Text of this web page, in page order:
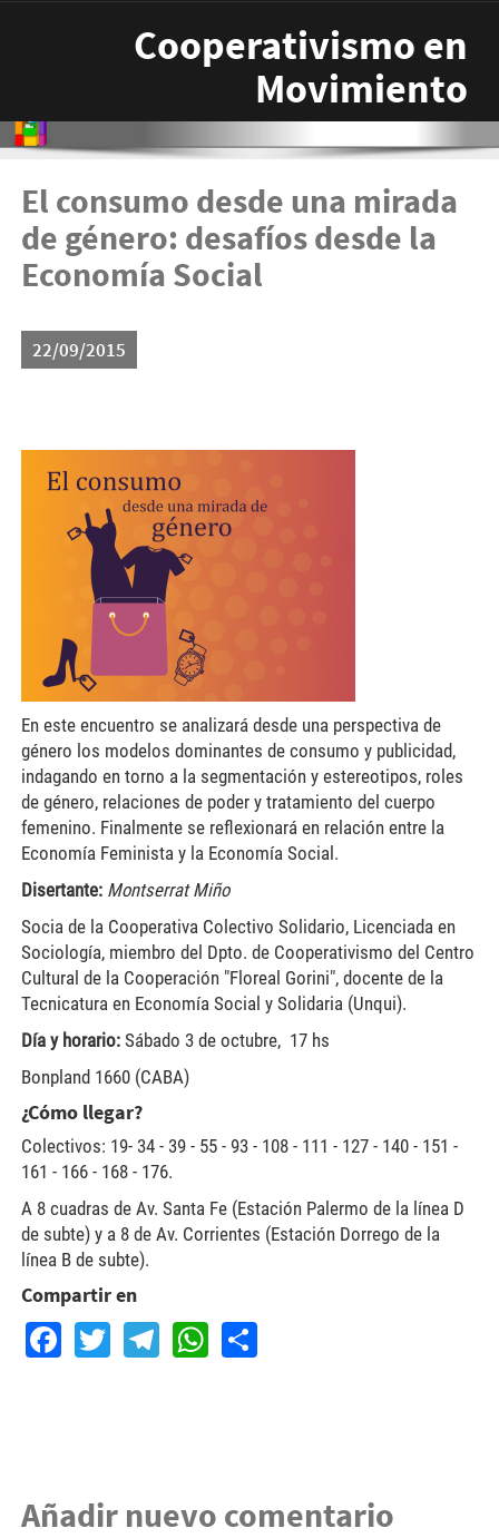
Cooperativismo en
Movimiento
El consumo desde una mirada
de género: desafíos desde la
Economía Social
22/09/2015
portada-blog-post-
300x226.png
En este encuentro se analizará desde una perspectiva de
género los modelos dominantes de consumo y publicidad,
indagando en torno a la segmentación y estereotipos, roles
de género, relaciones de poder y tratamiento del cuerpo
femenino. Finalmente se reflexionará en relación entre la
Economía Feminista y la Economía Social.
Disertante: Montserrat Miño
Socia de la Cooperativa Colectivo Solidario, Licenciada en
Sociología, miembro del Dpto. de Cooperativismo del Centro
Cultural de la Cooperación "Floreal Gorini", docente de la
Tecnicatura en Economía Social y Solidaria (Unqui).
Día y horario:Sábado 3 de octubre, 17 hs
Bonpland 1660 (CABA)
¿Cómo llegar?
Colectivos: 19- 34 - 39 - 55 - 93 - 108 - 111 - 127 - 140 - 151 -
161 - 166 - 168 - 176.
A 8 cuadras de Av. Santa Fe (Estación Palermo de la línea D
de subte) y a 8 de Av. Corrientes (Estación Dorrego de la
línea B de subte).
Compartir en
Facebook
TwitterTelegram
WhatsApp
Share
Añadir nuevo comentario